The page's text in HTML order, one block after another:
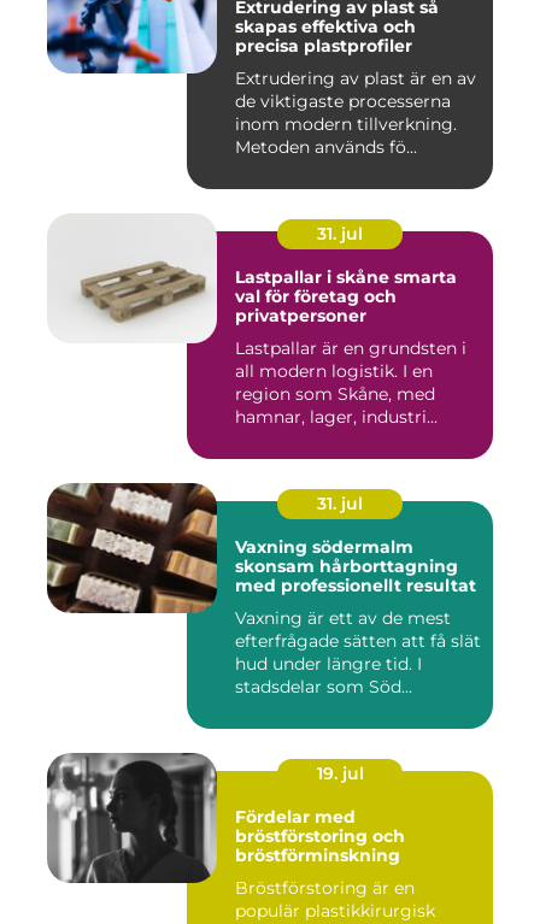
Extrudering av plast så
skapas effektiva och
precisa plastprofiler
Extrudering av plast är en av
de viktigaste processerna
inom modern tillverkning.
Metoden används fö...
31. jul
Lastpallar i skåne smarta
val för företag och
privatpersoner
Lastpallar är en grundsten i
all modern logistik. I en
region som Skåne, med
hamnar, lager, industri...
31. jul
Vaxning södermalm
skonsam hårborttagning
med professionellt resultat
Vaxning är ett av de mest
efterfrågade sätten att få slät
hud under längre tid. I
stadsdelar som Söd...
19. jul
Fördelar med
bröstförstoring och
bröstförminskning
Bröstförstoring är en
populär plastikkirurgisk